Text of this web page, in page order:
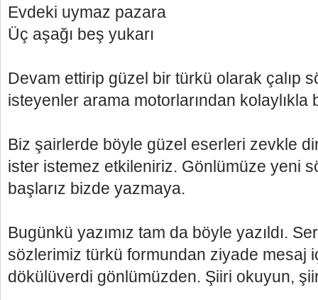
Evdeki uymaz pazara
Üç aşağı beş yukarı
Devam ettirip güzel bir türkü olarak çalıp
isteyenler arama motorlarından kolaylıkla
Biz şairlerde böyle güzel eserleri zevkle
ister istemez etkileniriz. Gönlümüze yeni
başlarız bizde yazmaya.
Bugünkü yazımız tam da böyle yazıldı.
sözlerimiz türkü formundan ziyade mesaj
dökülüverdi gönlümüzden. Şiiri okuyun,